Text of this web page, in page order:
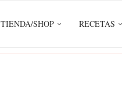
TIENDA/SHOP RECETAS